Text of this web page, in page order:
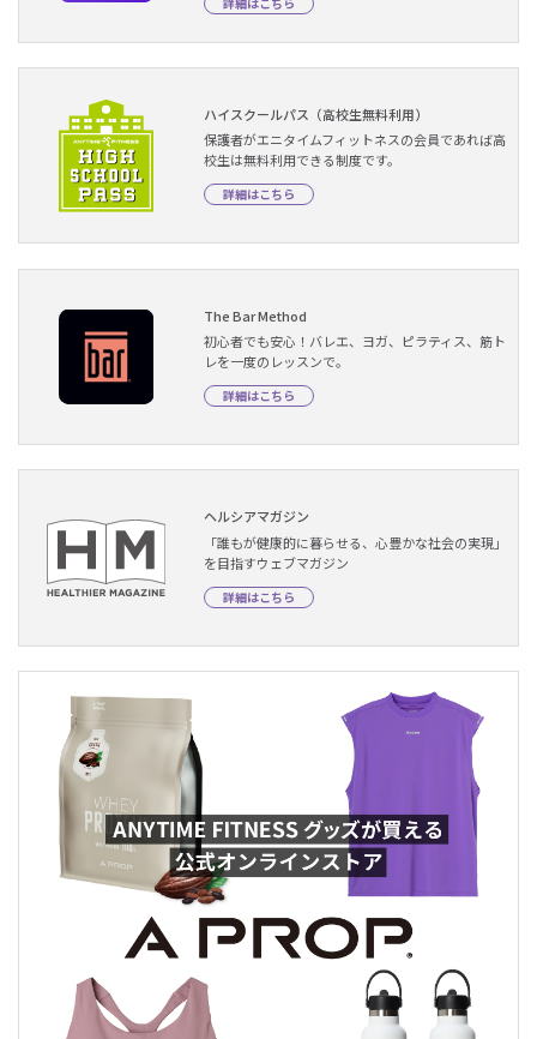
ハイスクールパス（高校生無料利用）
保護者がエニタイムフィットネスの会員であれば高
校生は無料利用できる制度です。
詳細はこちら
The Bar Method
初心者でも安心！バレエ、ヨガ、ピラティス、筋ト
レを一度のレッスンで。
詳細はこちら
ヘルシアマガジン
「誰もが健康的に暮らせる、心豊かな社会の実現」
を目指すウェブマガジン
詳細はこちら